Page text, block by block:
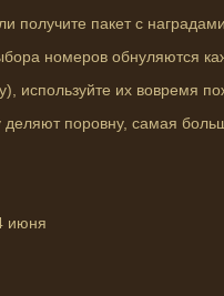
получите пакет с
номеров обнуляются
используйте их вовремя
деляют поровну, самая
июня